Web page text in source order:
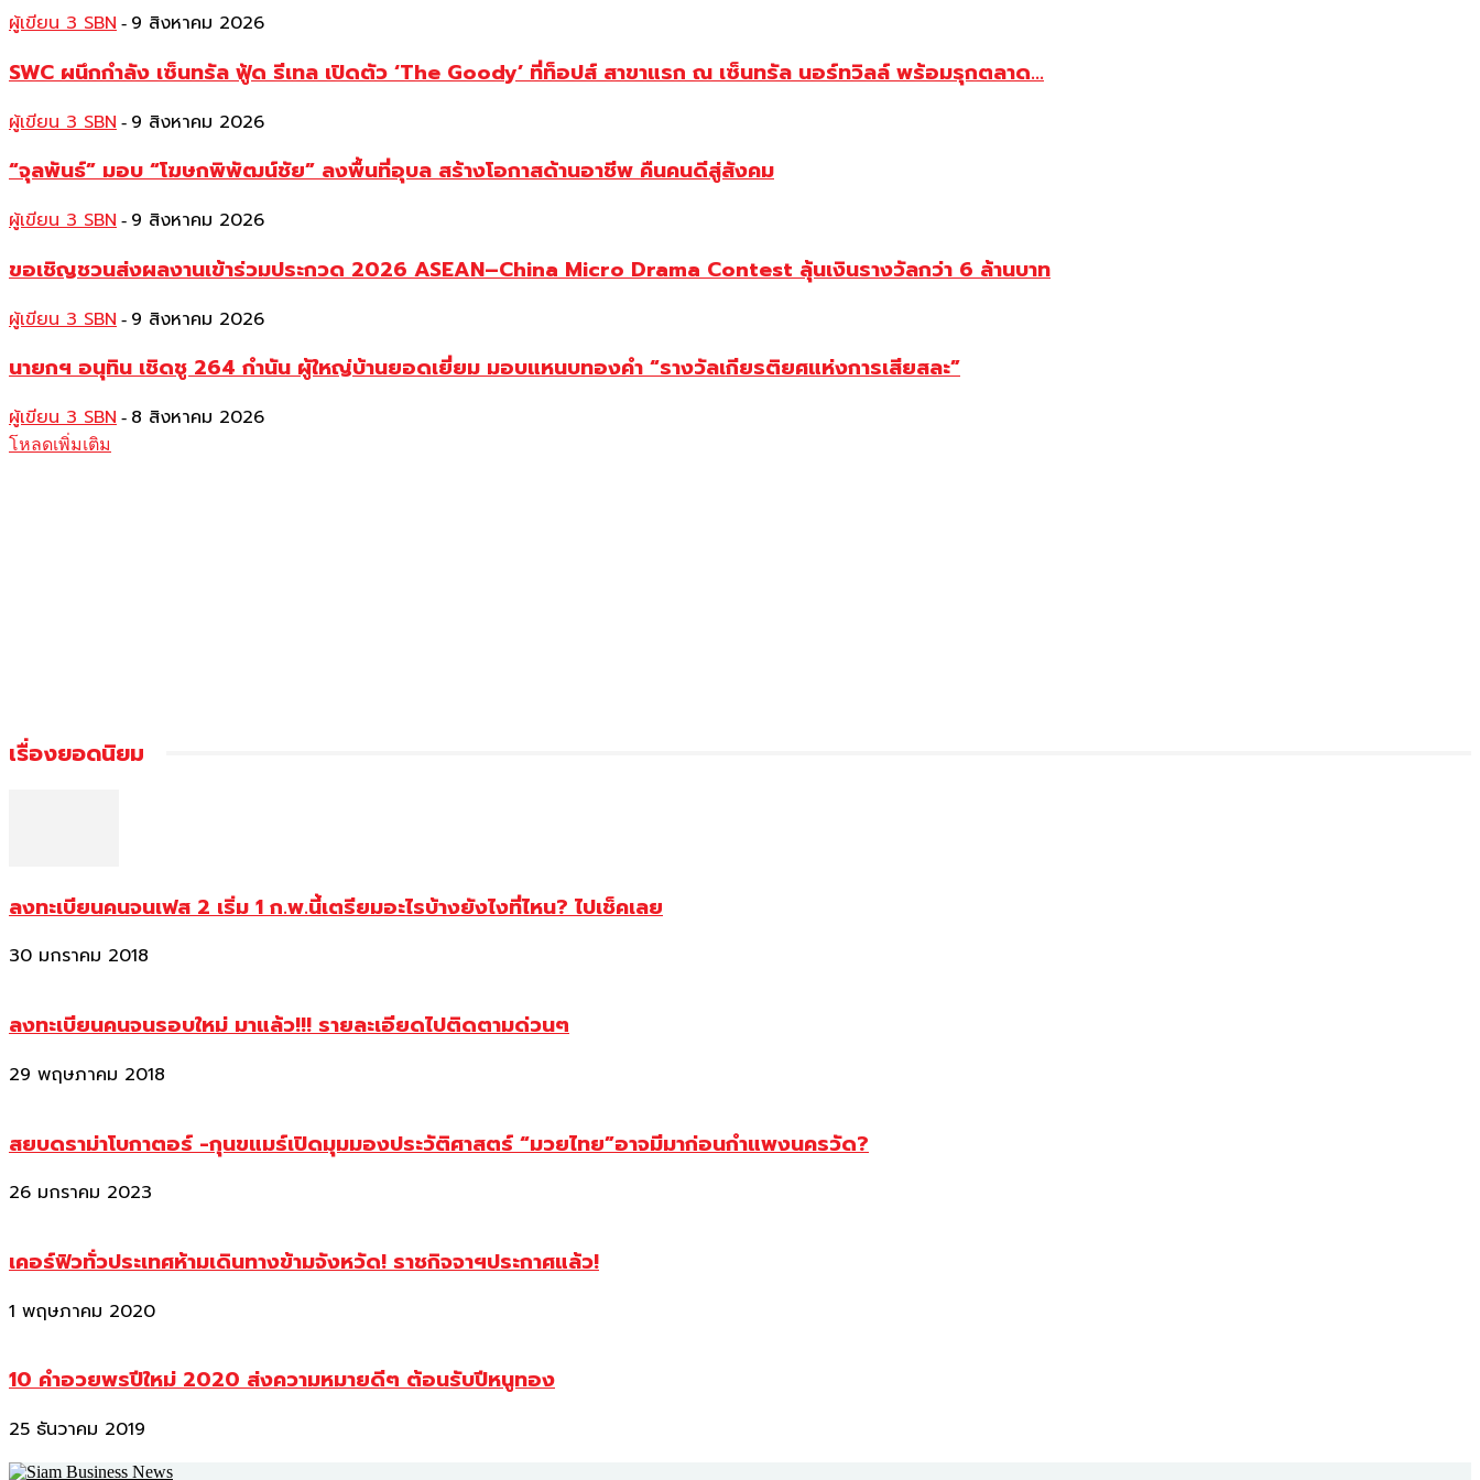
ผู้เขียน 3 SBN - 9 สิงหาคม 2026
SWC ผนึกกำลัง เซ็นทรัล ฟู้ด รีเทล เปิดตัว ‘The Goody’ ที่ท็อปส์ สาขาแรก ณ เซ็นทรัล นอร์ทวิลล์ พร้อมรุกตลาด...
ผู้เขียน 3 SBN - 9 สิงหาคม 2026
“จุลพันธ์” มอบ “โฆษกพิพัฒน์ชัย” ลงพื้นที่อุบล สร้างโอกาสด้านอาชีพ คืนคนดีสู่สังคม
ผู้เขียน 3 SBN - 9 สิงหาคม 2026
ขอเชิญชวนส่งผลงานเข้าร่วมประกวด 2026 ASEAN–China Micro Drama Contest ลุ้นเงินรางวัลกว่า 6 ล้านบาท
ผู้เขียน 3 SBN - 9 สิงหาคม 2026
นายกฯ อนุทิน เชิดชู 264 กำนัน ผู้ใหญ่บ้านยอดเยี่ยม มอบแหนบทองคำ “รางวัลเกียรติยศแห่งการเสียสละ”
ผู้เขียน 3 SBN - 8 สิงหาคม 2026
โหลดเพิ่มเติม
เรื่องยอดนิยม
ลงทะเบียนคนจนเฟส 2 เริ่ม 1 ก.พ.นี้เตรียมอะไรบ้างยังไงที่ไหน? ไปเช็คเลย
30 มกราคม 2018
ลงทะเบียนคนจนรอบใหม่ มาแล้ว!!! รายละเอียดไปติดตามด่วนๆ
29 พฤษภาคม 2018
สยบดราม่าโบกาตอร์ -กุนขแมร์เปิดมุมมองประวัติศาสตร์ “มวยไทย”อาจมีมาก่อนกำแพงนครวัด?
26 มกราคม 2023
เคอร์ฟิวทั่วประเทศห้ามเดินทางข้ามจังหวัด! ราชกิจจาฯประกาศแล้ว!
1 พฤษภาคม 2020
10 คำอวยพรปีใหม่ 2020 ส่งความหมายดีๆ ต้อนรับปีหนูทอง
25 ธันวาคม 2019